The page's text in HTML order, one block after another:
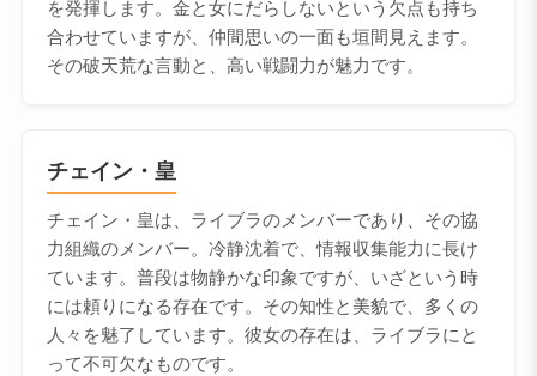
を発揮します。金と女にだらしないという欠点も持ち
合わせていますが、仲間思いの一面も垣間見えます。
その破天荒な言動と、高い戦闘力が魅力です。
チェイン・皇
チェイン・皇は、ライブラのメンバーであり、その協
力組織のメンバー。冷静沈着で、情報収集能力に長け
ています。普段は物静かな印象ですが、いざという時
には頼りになる存在です。その知性と美貌で、多くの
人々を魅了しています。彼女の存在は、ライブラにと
って不可欠なものです。